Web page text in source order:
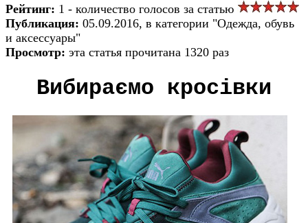
Рейтинг: 1 - количество голосов за статью
Публикация: 05.09.2016, в категории "Одежда, обувь
и аксессуары"
Просмотр: эта статья прочитана 1320 раз
Вибираємо кросівки